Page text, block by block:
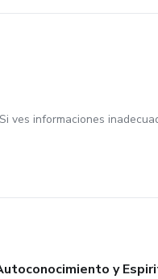
ves informaciones
y